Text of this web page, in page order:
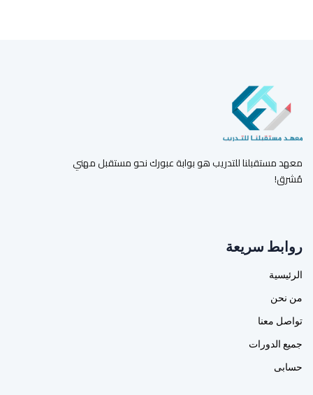
معهد مستقبلنا للتدريب هو بوابة عبورك نحو مستقبل مهني
مُشرق!
روابط سريعة
الرئيسية
من نحن
تواصل معنا
جميع الدورات
حسابى